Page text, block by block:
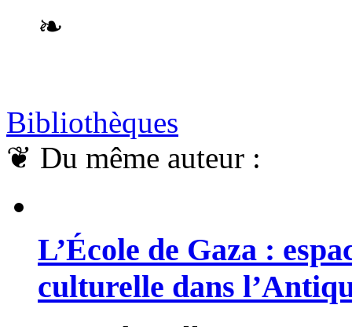
❧
Bibliothèques
❦ Du même auteur :
L’École de Gaza :
culturelle dans